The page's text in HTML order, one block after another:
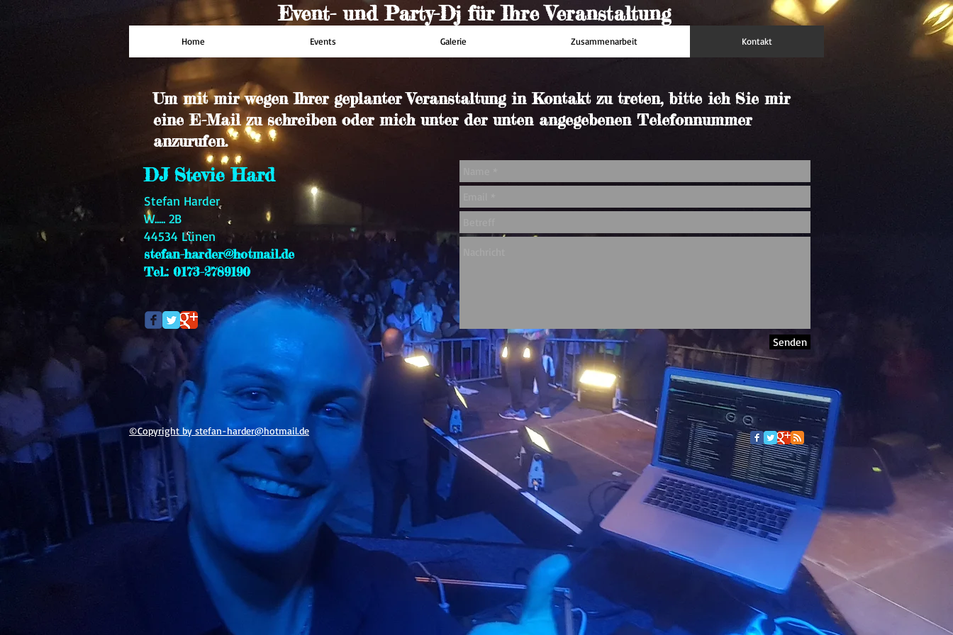
Event- und Party-Dj für Ihre Veranstaltung
Home Events Galerie Zusammenarbeit Kontakt
Um mit mir wegen Ihrer geplanter Veranstaltung in Kontakt zu treten, bitte ich Sie mir
eine E-Mail zu schreiben oder mich unter der unten angegebenen Telefonnummer
anzurufen.
DJ Stevie Hard
Stefan Harder
W..... 2B
44534 Lünen
stefan-harder@hotmail.de
Tel.: 0173-2789190
Senden
©Copyright by stefan-harder@hotmail.de